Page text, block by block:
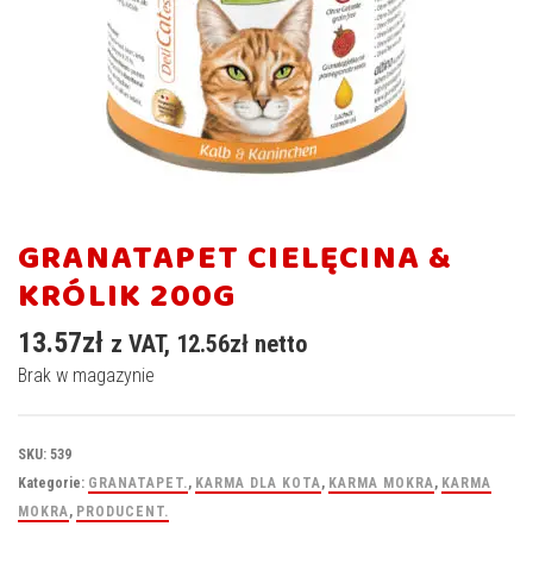
GRANATAPET CIELĘCINA &
KRÓLIK 200G
13.57zł z VAT, 12.56zł netto
Brak w magazynie
SKU: 539
Kategorie: GRANATAPET., KARMA DLA KOTA, KARMA MOKRA, KARMA
MOKRA, PRODUCENT.